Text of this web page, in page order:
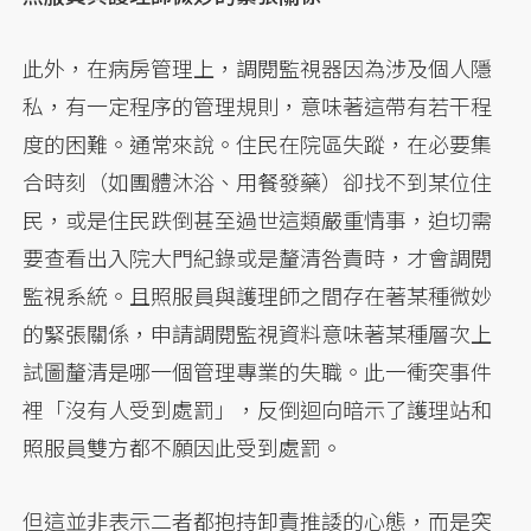
此外，在病房管理上，調閱監視器因為涉及個人隱
私，有一定程序的管理規則，意味著這帶有若干程
度的困難。通常來說。住民在院區失蹤，在必要集
合時刻（如團體沐浴、用餐發藥）卻找不到某位住
民，或是住民跌倒甚至過世這類嚴重情事，迫切需
要查看出入院大門紀錄或是釐清咎責時，才會調閱
監視系統。且照服員與護理師之間存在著某種微妙
的緊張關係，申請調閱監視資料意味著某種層次上
試圖釐清是哪一個管理專業的失職。此一衝突事件
裡「沒有人受到處罰」，反倒迴向暗示了護理站和
照服員雙方都不願因此受到處罰。
但這並非表示二者都抱持卸責推諉的心態，而是突